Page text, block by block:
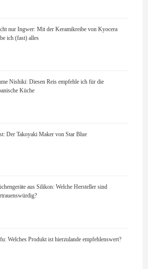
nur Ingwer: Mit der Keramikreibe von Kyocera
ich (fast) alles
Nishiki: Diesen Reis empfehle ich für die
Küche
Der Takoyaki Maker von Star Blue
aus Silikon: Welche Hersteller sind
Welches Produkt ist hierzulande empfehlenswert?